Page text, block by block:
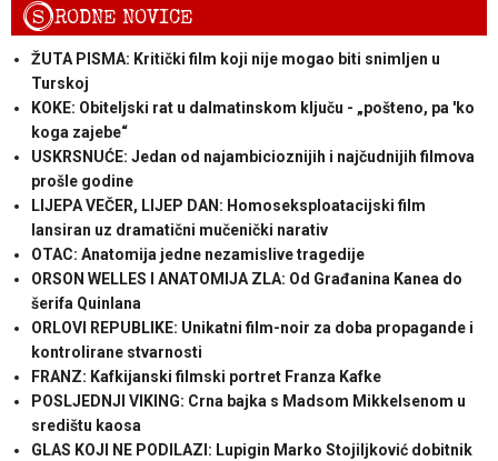
SRODNE NOVICE
ŽUTA PISMA: Kritički film koji nije mogao biti snimljen u
Turskoj
KOKE: Obiteljski rat u dalmatinskom ključu - „pošteno, pa 'ko
koga zajebe“
USKRSNUĆE: Jedan od najambicioznijih i najčudnijih filmova
prošle godine
LIJEPA VEČER, LIJEP DAN: Homoseksploatacijski film
lansiran uz dramatični mučenički narativ
OTAC: Anatomija jedne nezamislive tragedije
ORSON WELLES I ANATOMIJA ZLA: Od Građanina Kanea do
šerifa Quinlana
ORLOVI REPUBLIKE: Unikatni film-noir za doba propagande i
kontrolirane stvarnosti
FRANZ: Kafkijanski filmski portret Franza Kafke
POSLJEDNJI VIKING: Crna bajka s Madsom Mikkelsenom u
središtu kaosa
GLAS KOJI NE PODILAZI: Lupigin Marko Stojiljković dobitnik